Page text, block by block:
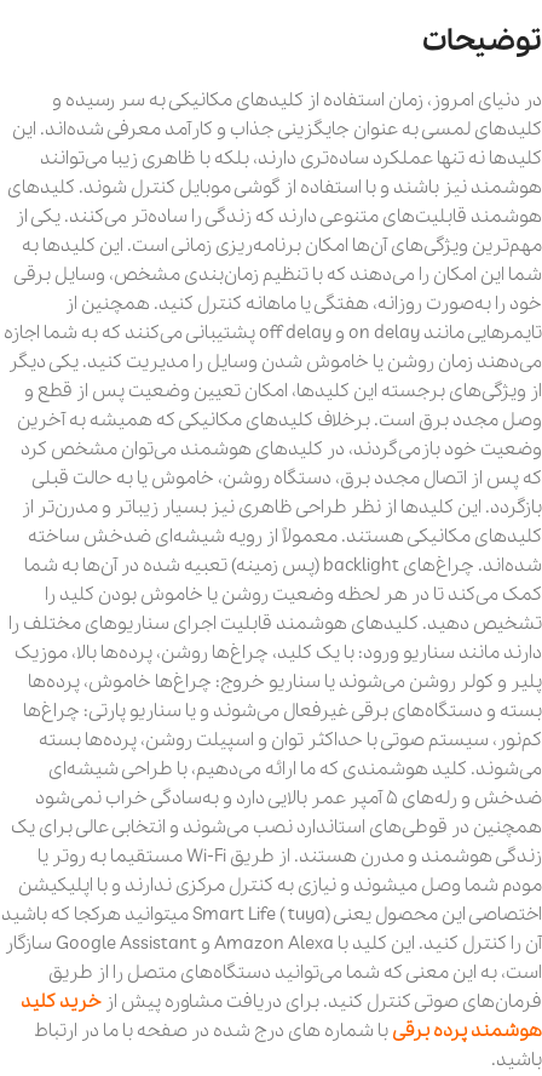
توضیحات
در دنیای امروز، زمان استفاده از کلیدهای مکانیکی به سر رسیده و
کلیدهای لمسی به‌ عنوان جایگزینی جذاب و کارآمد معرفی شده‌اند. این
کلیدها نه تنها عملکرد ساده‌تری دارند، بلکه با ظاهری زیبا می‌توانند
هوشمند نیز باشند و با استفاده از گوشی موبایل کنترل شوند. کلیدهای
هوشمند قابلیت‌های متنوعی دارند که زندگی را ساده‌تر می‌کنند. یکی از
مهم‌ترین ویژگی‌های آن‌ها امکان برنامه‌ریزی زمانی است. این کلیدها به
شما این امکان را می‌دهند که با تنظیم زمان‌بندی مشخص، وسایل برقی
خود را به‌صورت روزانه، هفتگی یا ماهانه کنترل کنید. همچنین از
تایمرهایی مانند on delay و off delay پشتیبانی می‌کنند که به شما اجازه
می‌دهند زمان روشن یا خاموش شدن وسایل را مدیریت کنید. یکی دیگر
از ویژگی‌های برجسته این کلیدها، امکان تعیین وضعیت پس از قطع و
وصل مجدد برق است. برخلاف کلیدهای مکانیکی که همیشه به آخرین
وضعیت خود بازمی‌گردند، در کلیدهای هوشمند می‌توان مشخص کرد
که پس از اتصال مجدد برق، دستگاه روشن، خاموش یا به حالت قبلی
بازگردد. این کلیدها از نظر طراحی ظاهری نیز بسیار زیباتر و مدرن‌تر از
کلیدهای مکانیکی هستند. معمولاً از رویه شیشه‌ای ضدخش ساخته
شده‌اند. چراغ‌های backlight (پس زمینه) تعبیه‌ شده در آن‌ها به شما
کمک می‌کند تا در هر لحظه وضعیت روشن یا خاموش بودن کلید را
تشخیص دهید. کلیدهای هوشمند قابلیت اجرای سناریوهای مختلف را
دارند مانند سناریو ورود: با یک کلید، چراغ‌ها روشن، پرده‌ها بالا، موزیک
پلیر و کولر روشن می‌شوند یا سناریو خروج: چراغ‌ها خاموش، پرده‌ها
بسته و دستگاه‌های برقی غیرفعال می‌شوند و یا سناریو پارتی: چراغ‌ها
کم‌نور، سیستم صوتی با حداکثر توان و اسپیلت روشن، پرده‌ها بسته
می‌شوند. کلید هوشمندی که ما ارائه می‌دهیم، با طراحی شیشه‌ای
ضدخش و رله‌های ۵ آمپر عمر بالایی دارد و به‌سادگی خراب نمی‌شود
همچنین در قوطی‌های استاندارد نصب می‌شوند و انتخابی عالی برای یک
زندگی هوشمند و مدرن هستند. از طریق Wi-Fi مستقیما به روتر یا
مودم شما وصل میشوند و نیازی به کنترل مرکزی ندارند و با اپلیکیشن
اختصاصی این محصول یعنی Smart Life ( tuya) میتوانید هرکجا که باشید
آن را کنترل کنید. این کلید با Amazon Alexa و Google Assistant سازگار
است، به این معنی که شما می‌توانید دستگاه‌های متصل را از طریق
فرمان‌های صوتی کنترل کنید. برای دریافت مشاوره پیش از خرید کلید
هوشمند پرده برقیبا شماره های درج شده در صفحه با ما در ارتباط
باشید.